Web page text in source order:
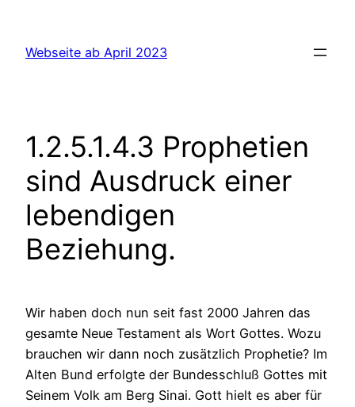
springen
Webseite ab April 2023
1.2.5.1.4.3 Prophetien
sind Ausdruck einer
lebendigen
Beziehung.
Wir haben doch nun seit fast 2000 Jahren das
gesamte Neue Testament als Wort Gottes. Wozu
brauchen wir dann noch zusätzlich Prophetie? Im
Alten Bund erfolgte der Bundesschluß Gottes mit
Seinem Volk am Berg Sinai. Gott hielt es aber für